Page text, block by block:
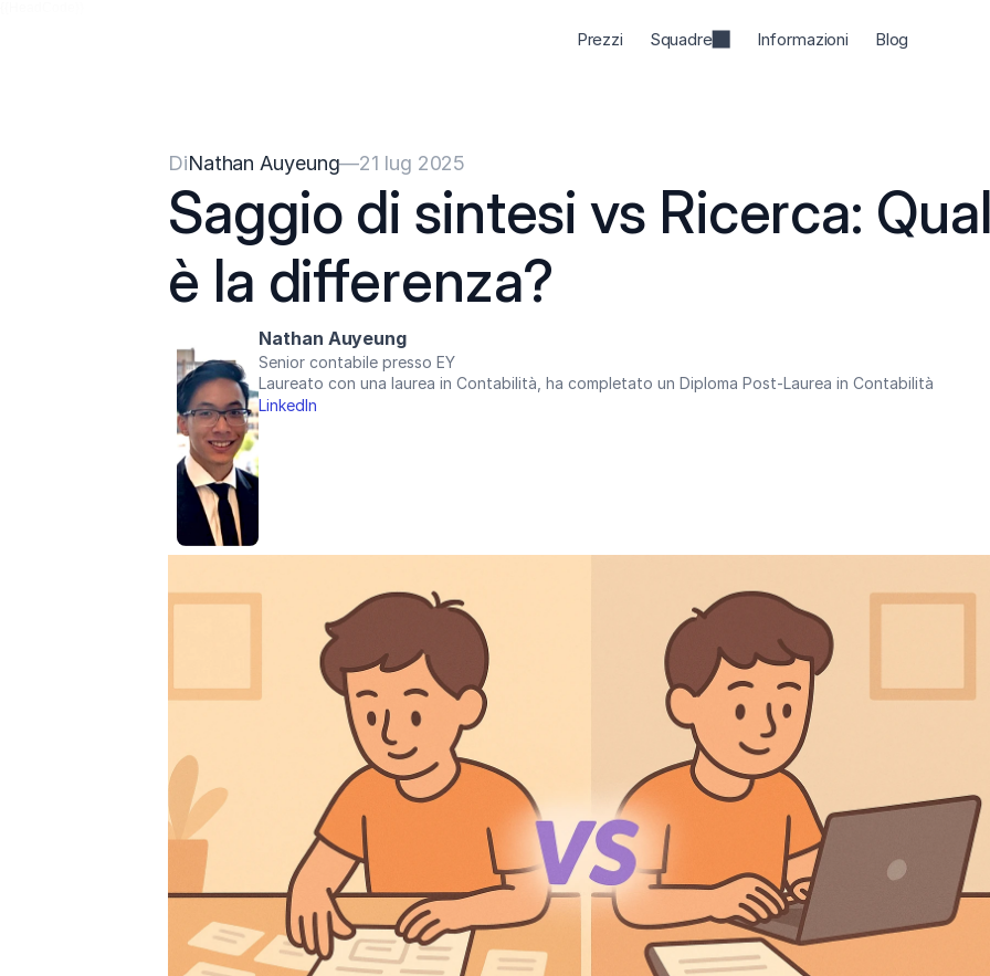
Prezzi Squadre Informazioni Blog
DiNathan Auyeung—21 lug 2025
Saggio di sintesi vs Ricerca: Qual
è la differenza?
Nathan Auyeung
Senior contabile presso EY
Laureato con una laurea in Contabilità, ha completato un Diploma Post-Laurea in Contabilità
LinkedIn